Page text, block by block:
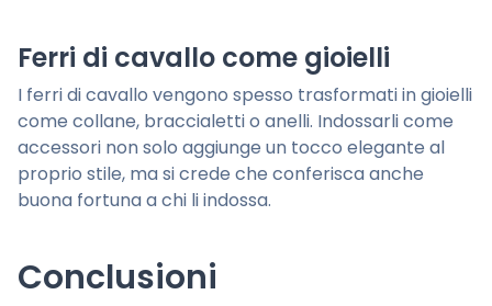
Ferri di cavallo come gioielli
I ferri di cavallo vengono spesso trasformati in gioielli
come collane, braccialetti o anelli. Indossarli come
accessori non solo aggiunge un tocco elegante al
proprio stile, ma si crede che conferisca anche
buona fortuna a chi li indossa.
Conclusioni